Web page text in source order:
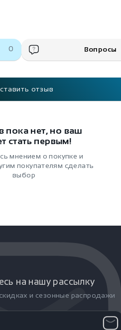
0 Вопросы
отзыв
пока нет, но ваш
стать первым!
мнением о покупке и
покупателям сделать
выбор
на нашу рассылку
и сезонные распродажи